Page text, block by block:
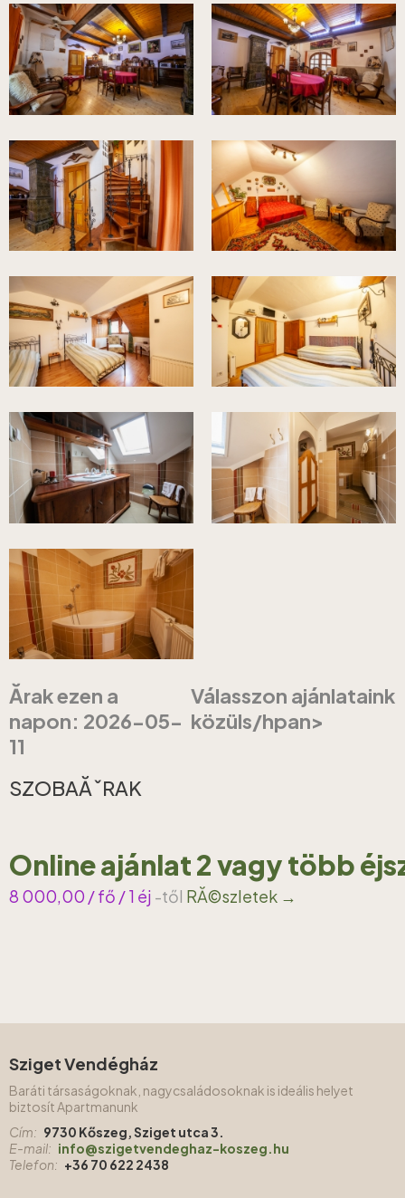
Ărak ezen a
napon: 2026-05-
11
Válasszon ajánlataink
közüls/hpan>
SZOBAĂˇRAK
Online ajánlat 2 vagy több
8 000,00 / fő / 1 éj -től RĂ©szletek →
Sziget Vendégház
Baráti társaságoknak, nagycsaládosoknak is ideális helyet
biztosít Apartmanunk
Cím: 9730 Kőszeg, Sziget utca 3.
E-mail: info@szigetvendeghaz-koszeg.hu
Telefon: +36 70 622 2438